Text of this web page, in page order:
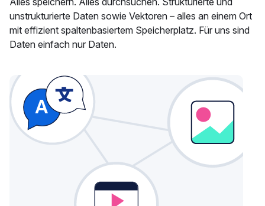
unstrukturierte Daten sowie Vektoren – alles an einem Ort
mit effizient spaltenbasiertem Speicherplatz. Für uns sind
Daten einfach nur Daten.